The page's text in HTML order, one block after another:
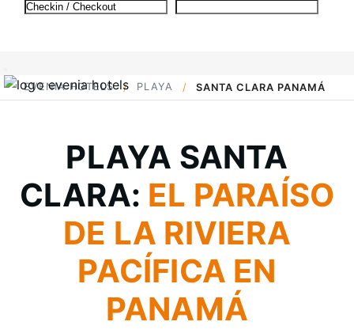
EVENIA HOTELS PLAYA SANTA CLARA PANAMÁ
PLAYA SANTA
CLARA: EL PARAÍSO
DE LA RIVIERA
PACÍFICA EN
PANAMÁ